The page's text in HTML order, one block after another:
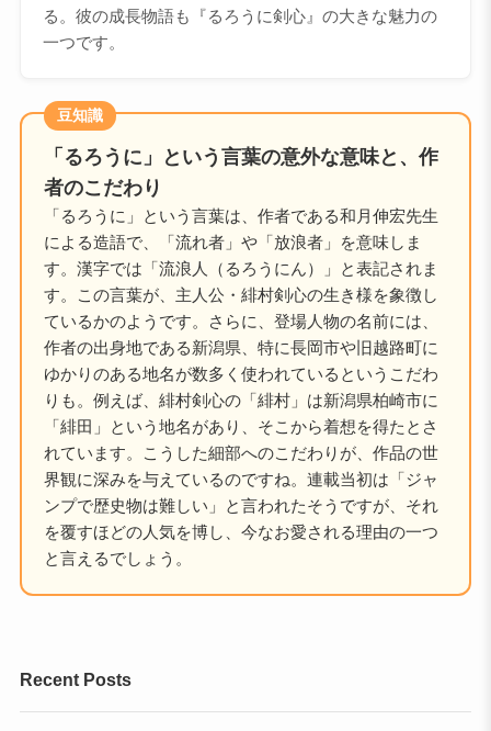
る。彼の成長物語も『るろうに剣心』の大きな魅力の
一つです。
豆知識
「るろうに」という言葉の意外な意味と、作
者のこだわり
「るろうに」という言葉は、作者である和月伸宏先生
による造語で、「流れ者」や「放浪者」を意味しま
す。漢字では「流浪人（るろうにん）」と表記されま
す。この言葉が、主人公・緋村剣心の生き様を象徴し
ているかのようです。さらに、登場人物の名前には、
作者の出身地である新潟県、特に長岡市や旧越路町に
ゆかりのある地名が数多く使われているというこだわ
りも。例えば、緋村剣心の「緋村」は新潟県柏崎市に
「緋田」という地名があり、そこから着想を得たとさ
れています。こうした細部へのこだわりが、作品の世
界観に深みを与えているのですね。連載当初は「ジャ
ンプで歴史物は難しい」と言われたそうですが、それ
を覆すほどの人気を博し、今なお愛される理由の一つ
と言えるでしょう。
Recent Posts